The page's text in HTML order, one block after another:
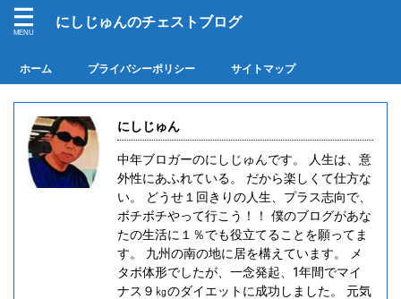
にしじゅんのチェストブログ
ホーム プライバシーポリシー サイトマップ
にしじゅん
中年ブロガーのにしじゅんです。 人生は、意
外性にあふれている。 だから楽しくて仕方な
い。 どうせ１回きりの人生、プラス志向で、
ボチボチやって行こう！！ 僕のブログがあな
たの生活に１％でも役立てることを願ってま
す。 九州の南の地に居を構えています。 メ
タボ体形でしたが、一念発起、1年間でマイ
ナス９㎏のダイエットに成功しました。 元気